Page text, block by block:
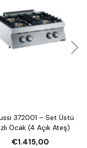
372001 – Set Üstü
Ocak (4 Açık Ateş)
€1.415,00